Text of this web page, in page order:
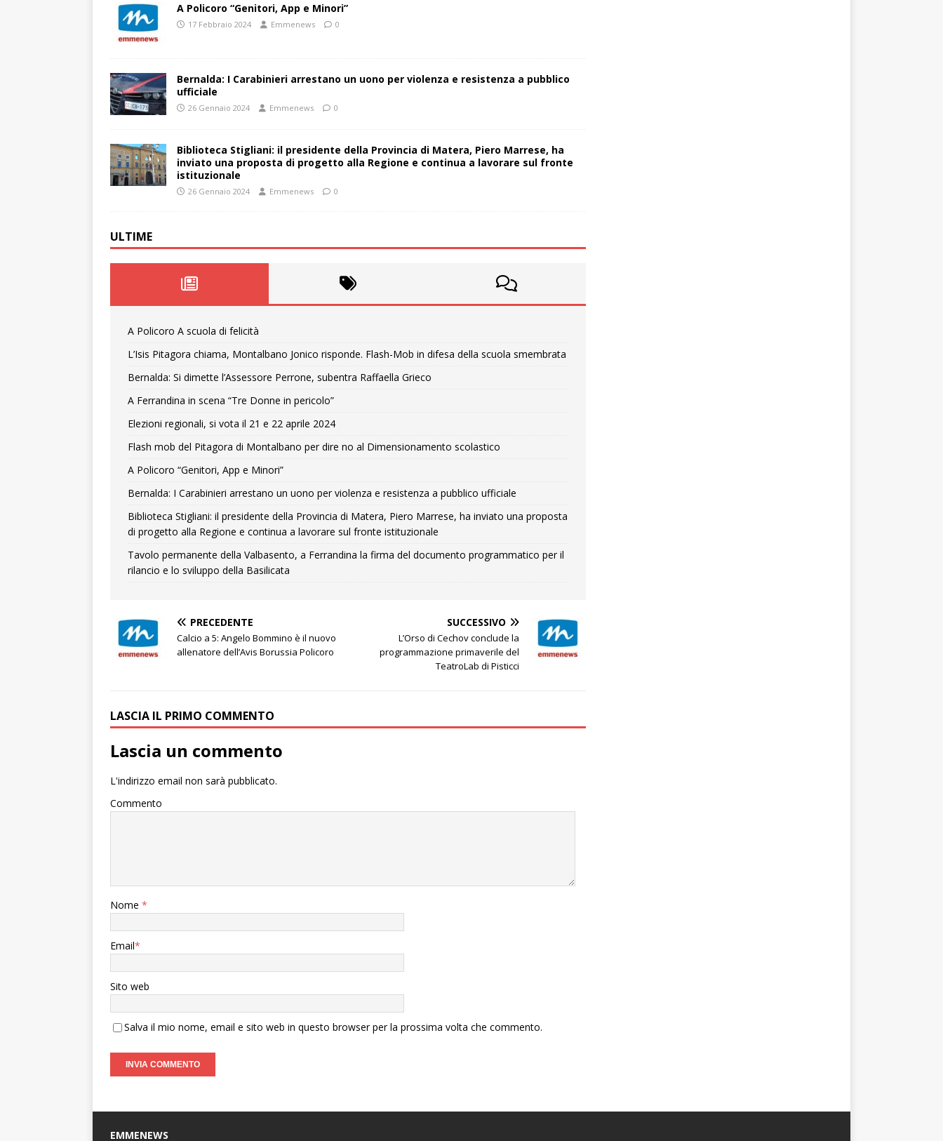
A Policoro “Genitori, App e Minori”
17 Febbraio 2024 Emmenews 0
Bernalda: I Carabinieri arrestano un uono per violenza e resistenza a pubblico
ufficiale
26 Gennaio 2024 Emmenews 0
Biblioteca Stigliani: il presidente della Provincia di Matera, Piero Marrese, ha
inviato una proposta di progetto alla Regione e continua a lavorare sul fronte
istituzionale
26 Gennaio 2024 Emmenews 0
ULTIME
A Policoro A scuola di felicità
L’Isis Pitagora chiama, Montalbano Jonico risponde. Flash-Mob in difesa della scuola smembrata
Bernalda: Si dimette l’Assessore Perrone, subentra Raffaella Grieco
A Ferrandina in scena “Tre Donne in pericolo”
Elezioni regionali, si vota il 21 e 22 aprile 2024
Flash mob del Pitagora di Montalbano per dire no al Dimensionamento scolastico
A Policoro “Genitori, App e Minori”
Bernalda: I Carabinieri arrestano un uono per violenza e resistenza a pubblico ufficiale
Biblioteca Stigliani: il presidente della Provincia di Matera, Piero Marrese, ha inviato una proposta
di progetto alla Regione e continua a lavorare sul fronte istituzionale
Tavolo permanente della Valbasento, a Ferrandina la firma del documento programmatico per il
rilancio e lo sviluppo della Basilicata
PRECEDENTE
Calcio a 5: Angelo Bommino è il nuovo
allenatore dell’Avis Borussia Policoro
SUCCESSIVO
L’Orso di Cechov conclude la
programmazione primaverile del
TeatroLab di Pisticci
LASCIA IL PRIMO COMMENTO
Lascia un commento
L'indirizzo email non sarà pubblicato.
Commento
Nome *
Email*
Sito web
Salva il mio nome, email e sito web in questo browser per la prossima volta che commento.
EMMENEWS